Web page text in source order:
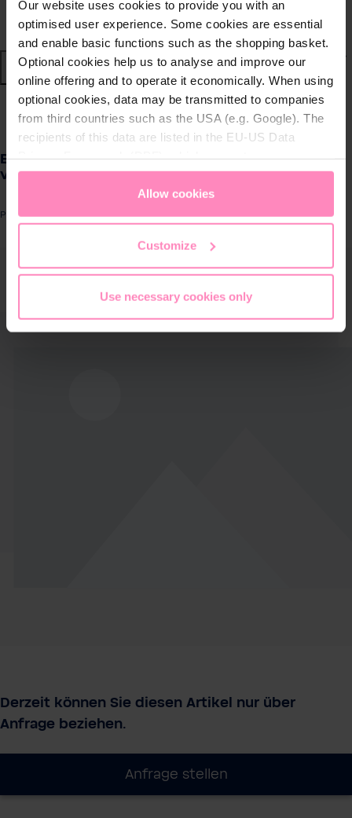
Our website uses cookies to provide you with an
optimised user experience. Some cookies are essential
and enable basic functions such as the shopping basket.
Optional cookies help us to analyse and improve our
online offering and to operate it economically. When using
optional cookies, data may be transmitted to companies
from third countries such as the USA (e.g. Google). The
recipients of this data are listed in the EU-US Data
appropriate level of data protection. You canaccept all
only allow necessary cookies
access and change your chosen setting at any time in
Allow cookies
Customize
Use necessary cookies only
Nachhaltige Wassersysteme
Shop
Wasser von BWT
Geschäftskunden
Kundenservice
Über BWT
zurück
Ecosoft 3P Grey Mono 10" water filter with
venturi valve + drain ¾”
Produktnummer: FCPP3P0530/G118
Derzeit können Sie diesen Artikel nur über
Anfrage beziehen.
Anfrage stellen